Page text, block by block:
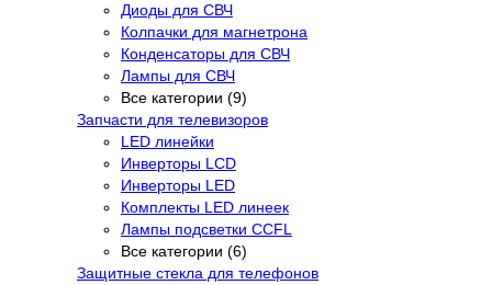
Диоды для СВЧ
Колпачки для магнетрона
Конденсаторы для СВЧ
Лампы для СВЧ
Все категории (9)
Запчасти для телевизоров
LED линейки
Инверторы LCD
Инверторы LED
Комплекты LED линеек
Лампы подсветки CCFL
Все категории (6)
Защитные стекла для телефонов